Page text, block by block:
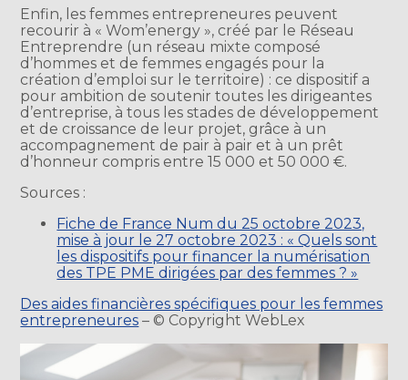
Enfin, les femmes entrepreneures peuvent
recourir à « Wom’energy », créé par le Réseau
Entreprendre (un réseau mixte composé
d’hommes et de femmes engagés pour la
création d’emploi sur le territoire) : ce dispositif a
pour ambition de soutenir toutes les dirigeantes
d’entreprise, à tous les stades de développement
et de croissance de leur projet, grâce à un
accompagnement de pair à pair et à un prêt
d’honneur compris entre 15 000 et 50 000 €.
Sources :
Fiche de France Num du 25 octobre 2023,
mise à jour le 27 octobre 2023 : « Quels sont
les dispositifs pour financer la numérisation
des TPE PME dirigées par des femmes ? »
Des aides financières spécifiques pour les femmes
entrepreneures – © Copyright WebLex